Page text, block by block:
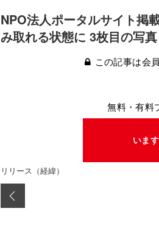
NPO法人ポータルサイト掲
み取れる状態に 3枚目の写
この記事は会
無料・有料
いま
リリース（経緯）